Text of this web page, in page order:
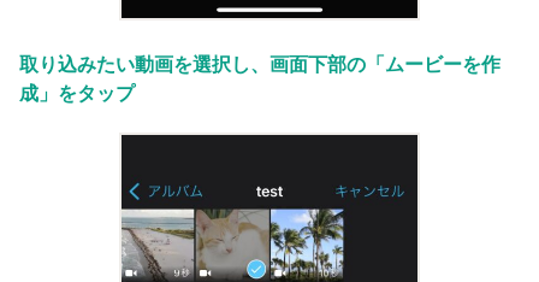
取り込みたい動画を選択し、画面下部の「ムービーを作
成」をタップ